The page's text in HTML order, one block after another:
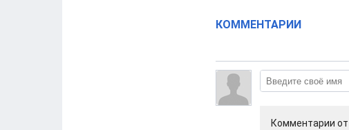
КОММЕНТАРИИ
Комментарии